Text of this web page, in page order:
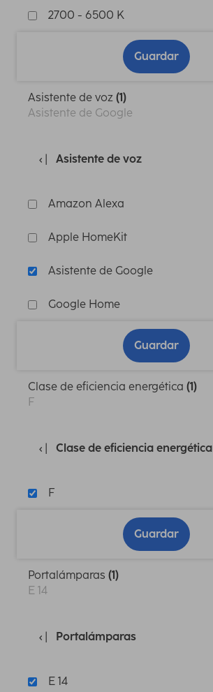
2700 - 6500 K
Guardar
Asistente de voz (1)
Asistente de Google
Asistente de voz
Amazon Alexa
Apple HomeKit
Asistente de Google
Google Home
Guardar
Clase de eficiencia energética (1)
F
Clase de eficiencia energética
F
Guardar
Portalámparas (1)
E 14
Portalámparas
E 14